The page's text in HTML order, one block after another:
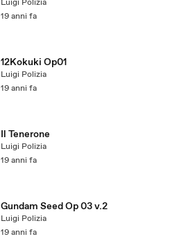
Luigi Polizia
19 anni fa
12Kokuki Op01
Luigi Polizia
19 anni fa
Il Tenerone
Luigi Polizia
19 anni fa
Gundam Seed Op 03 v.2
Luigi Polizia
19 anni fa